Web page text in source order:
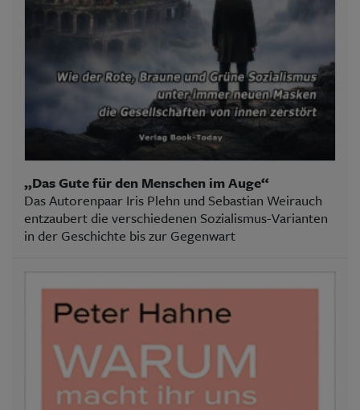
„Das Gute für den Menschen im Auge“
Das Autorenpaar Iris Plehn und Sebastian Weirauch
entzaubert die verschiedenen Sozialismus-Varianten
in der Geschichte bis zur Gegenwart